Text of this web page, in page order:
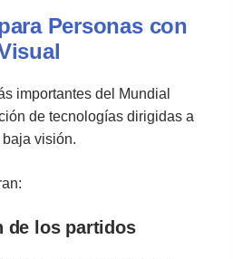
Personas con
importantes del Mundial
de tecnologías dirigidas a
visión.
de los partidos